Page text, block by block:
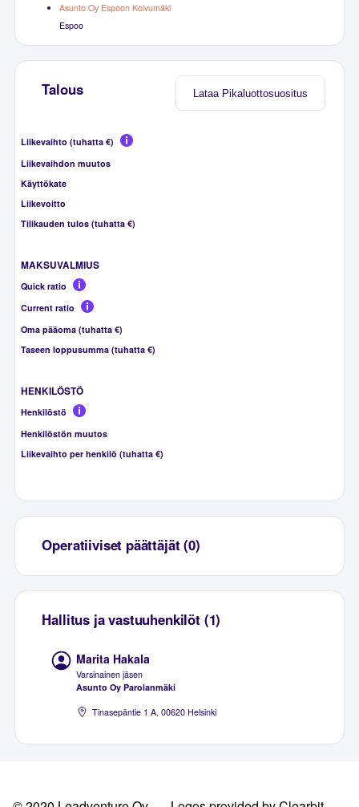
Asunto Oy Espoon Koivumäki
Espoo
Lataa Pikaluottosuositus
Talous
Liikevaihto (tuhatta €)
Liikevaihdon muutos
Käyttökate
Liikevoitto
Tilikauden tulos (tuhatta €)
MAKSUVALMIUS
Quick ratio
Current ratio
Oma pääoma (tuhatta €)
Taseen loppusumma (tuhatta €)
HENKILÖSTÖ
Henkilöstö
Henkilöstön muutos
Liikevaihto per henkilö (tuhatta €)
Operatiiviset päättäjät (0)
Hallitus ja vastuuhenkilöt (1)
Marita Hakala
Varsinainen jäsen
Asunto Oy Parolanmäki
Tinasepäntie 1 A, 00620 Helsinki